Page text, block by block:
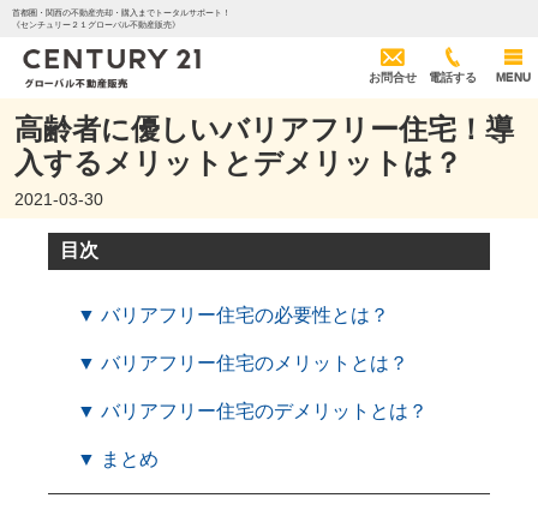
首都圏・関西の不動産売却・購入までトータルサポート！
《センチュリー２１グローバル不動産販売》
お問合せ 電話する MENU
高齢者に優しいバリアフリー住宅！導
入するメリットとデメリットは？
2021-03-30
目次
▼ バリアフリー住宅の必要性とは？
▼ バリアフリー住宅のメリットとは？
▼ バリアフリー住宅のデメリットとは？
▼ まとめ